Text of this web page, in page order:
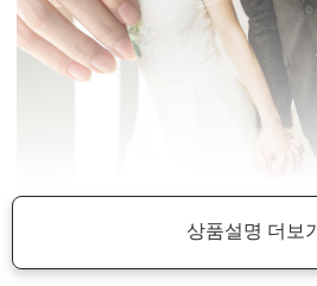
상품설명 더보기